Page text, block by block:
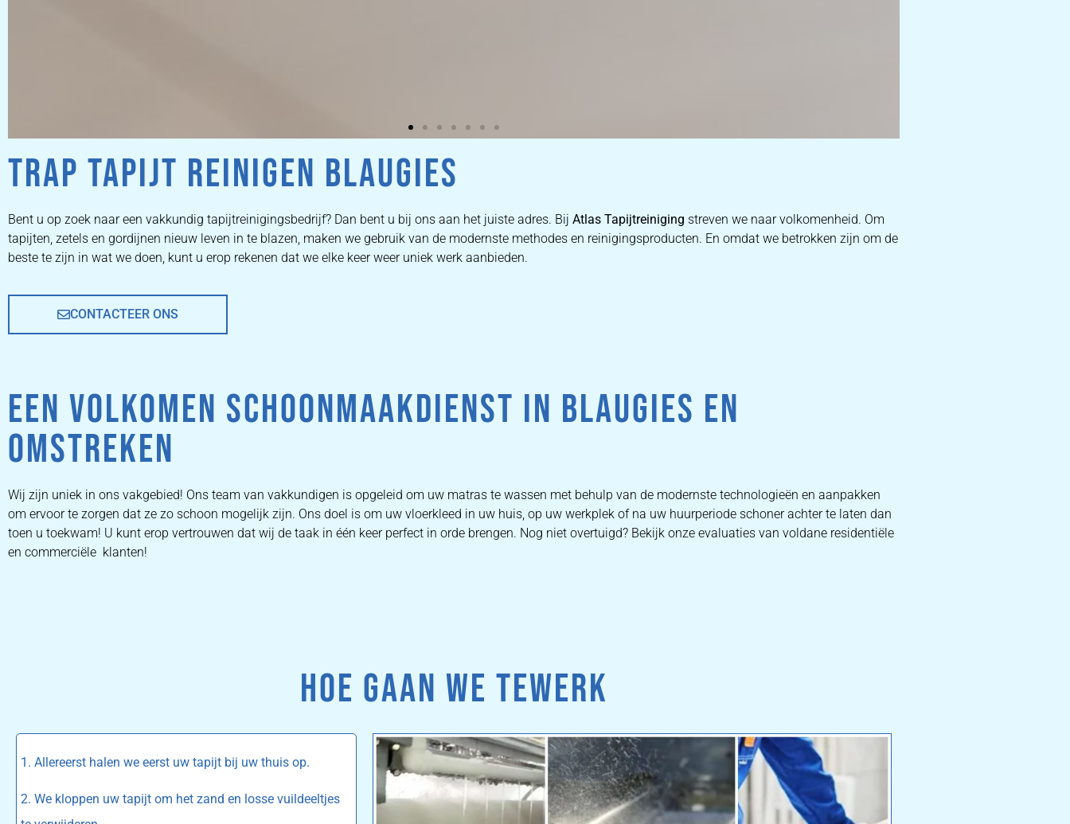
ZETEL
REINIGEN
ZETEL REINIGEN DOOR
PRIJZEN
TRAP TAPIJT REINIGEN BLAUGIES
Bent u op zoek naar een vakkundig tapijtreinigingsbedrijf? Dan bent u bij ons aan het juiste adres. Bij Atlas Tapijtreiniging streven we naar volkomenheid. Om
tapijten, zetels en gordijnen nieuw leven in te blazen, maken we gebruik van de modernste methodes en reinigingsproducten. En omdat we betrokken zijn om de
beste te zijn in wat we doen, kunt u erop rekenen dat we elke keer weer uniek werk aanbieden.
CONTACTEER ONS
EEN VOLKOMEN SCHOONMAAKDIENST IN BLAUGIES EN
OMSTREKEN
Wij zijn uniek in ons vakgebied! Ons team van vakkundigen is opgeleid om uw matras te wassen met behulp van de modernste technologieën en aanpakken
om ervoor te zorgen dat ze zo schoon mogelijk zijn. Ons doel is om uw vloerkleed in uw huis, op uw werkplek of na uw huurperiode schoner achter te laten dan
toen u toekwam! U kunt erop vertrouwen dat wij de taak in één keer perfect in orde brengen. Nog niet overtuigd? Bekijk onze evaluaties van voldane residentiële
en commerciële klanten!
HOE GAAN WE TEWERK
1. Allereerst halen we eerst uw tapijt bij uw thuis op.
2. We kloppen uw tapijt om het zand en losse vuildeeltjes